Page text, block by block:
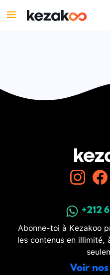
+212
Abonne-toi à Kezakoo
les contenus en illimité,
Voir